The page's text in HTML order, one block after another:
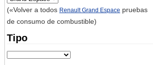
(«Volver a todos Renault Grand Espace pruebas
de consumo de combustible)
Tipo